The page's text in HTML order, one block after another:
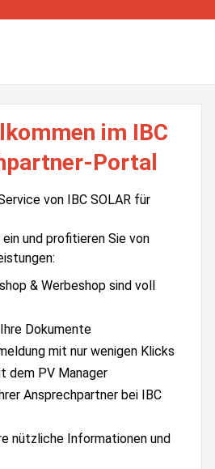
im IBC
Portal
von IBC SOLAR für
und profitieren Sie von
& Werbeshop sind voll
Dokumente
mit nur wenigen Klicks
dem PV Manager
Ansprechpartner bei IBC
nützliche Informationen und